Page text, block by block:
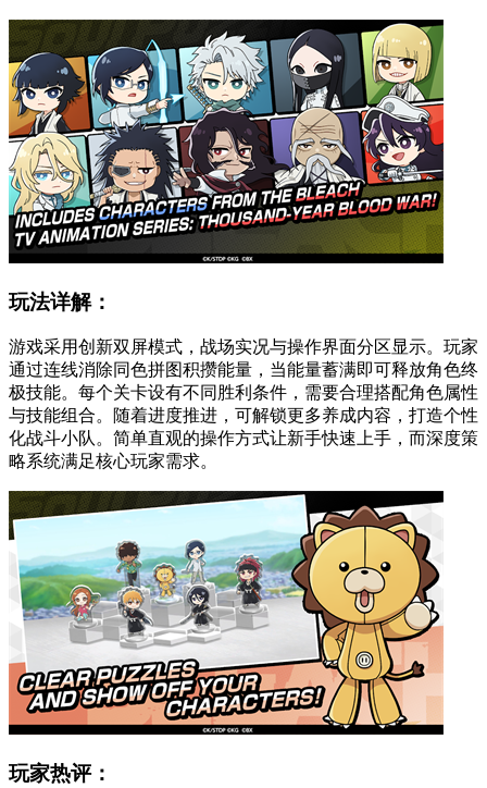
玩法详解：
游戏采用创新双屏模式，战场实况与操作界面分区显示。玩家
通过连线消除同色拼图积攒能量，当能量蓄满即可释放角色终
极技能。每个关卡设有不同胜利条件，需要合理搭配角色属性
与技能组合。随着进度推进，可解锁更多养成内容，打造个性
化战斗小队。简单直观的操作方式让新手快速上手，而深度策
略系统满足核心玩家需求。
玩家热评：